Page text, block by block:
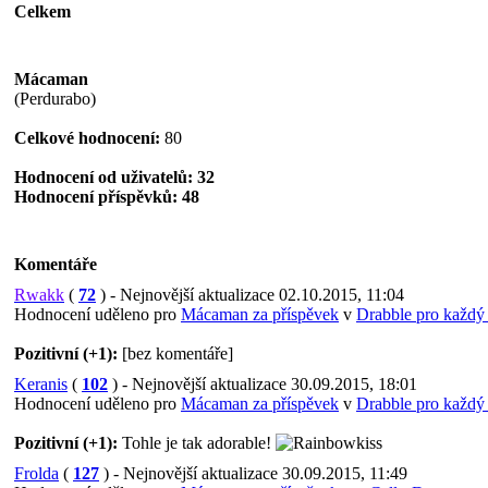
Celkem
Mácaman
(Perdurabo)
Celkové hodnocení: 80
Hodnocení od uživatelů: 32
Hodnocení příspěvků: 48
Komentáře
Rwakk ( 72 ) - Nejnovější aktualizace 02.10.2015, 11:04
Hodnocení uděleno pro Mácaman za příspěvek v Drabble pro každý
Pozitivní (+1): [bez komentáře]
Keranis ( 102 ) - Nejnovější aktualizace 30.09.2015, 18:01
Hodnocení uděleno pro Mácaman za příspěvek v Drabble pro každý
Pozitivní (+1): Tohle je tak adorable!
Frolda ( 127 ) - Nejnovější aktualizace 30.09.2015, 11:49